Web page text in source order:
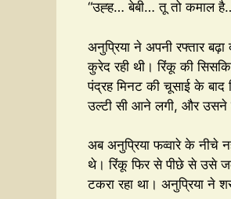
“उह्ह… बेबी… तू तो कमाल
अनुप्रिया ने अपनी रफ्तार
कुरेद रही थी। रिंकू की
पंद्रह मिनट की चूसाई के बाद
उल्टी सी आने लगी, और उसने
अब अनुप्रिया फव्वारे के नीचे
थे। रिंकू फिर से पीछे से उसे
टकरा रहा था। अनुप्रिया ने